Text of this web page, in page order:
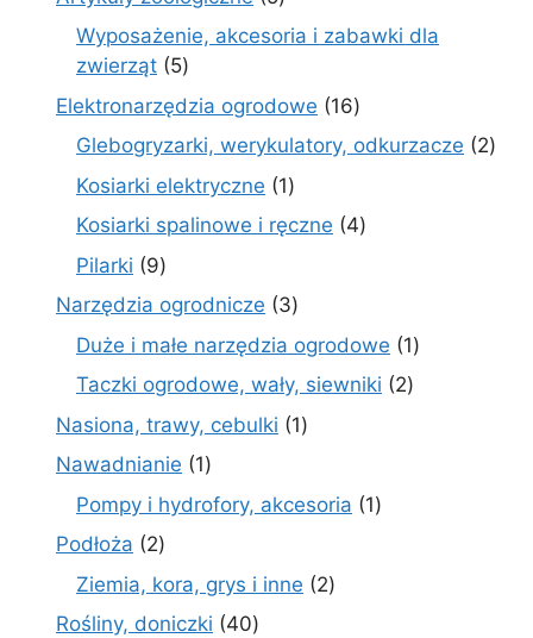
produktów
Wyposażenie, akcesoria i zabawki dla
zwierząt 55
produktów
Elektronarzędzia ogrodowe 1616
produktów
Glebogryzarki, werykulatory, odkurzacze 22
Kosiarki elektryczne 11
produkt
Kosiarki spalinowe i ręczne 44
Pilarki 99
produktów
Narzędzia ogrodnicze 33
produkty
Duże i małe narzędzia ogrodowe 11
Taczki ogrodowe, wały, siewniki 22
Nasiona, trawy, cebulki 11
Nawadnianie 11
produkt
Pompy i hydrofory, akcesoria 11
Podłoża 22
Ziemia, kora, grys i inne 22
Rośliny, doniczki 4040